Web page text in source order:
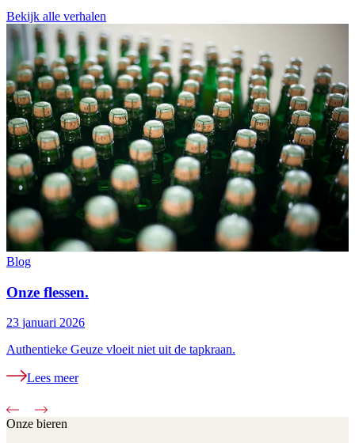
Bekijk alle verhalen
Blog
Onze flessen.
23 januari 2026
Authentieke Geuze vloeit niet uit de tapkraan.
Lees meer
Onze bieren